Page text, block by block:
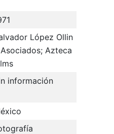
López Ollin
Azteca
información